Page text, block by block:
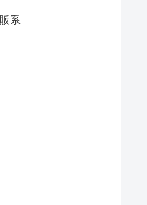
系